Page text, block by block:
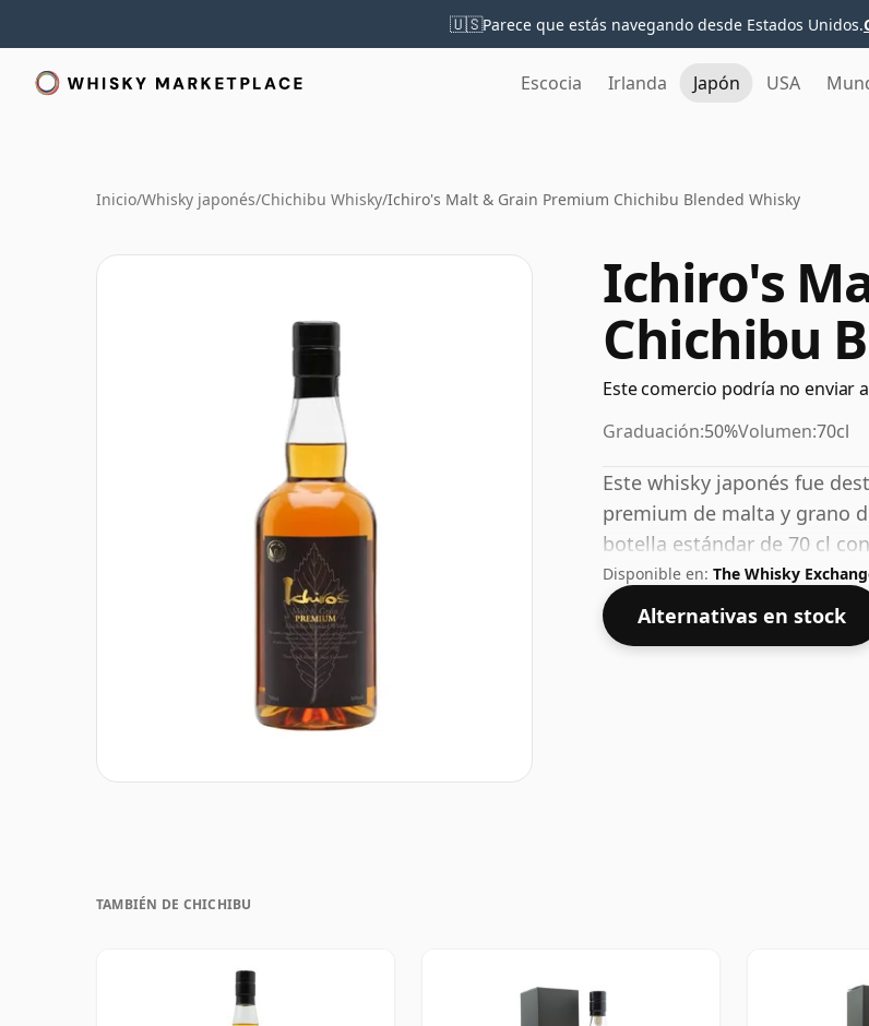
🇺🇸Parece que estás navegando desde Estados Unidos.
Escocia Irlanda Japón USA
Inicio/Whisky japonés/Chichibu Whisky/Ichiro's Malt & Grain Premium Chichibu Blended Whisky
Ichiro's
Chichibu
Este comercio podría no enviar
Graduación:50%Volumen:70cl
Este whisky japonés fue
premium de malta y grano
botella estándar de 70 cl
Disponible en: The Whisky
Alternativas en stock
TAMBIÉN DE CHICHIBU